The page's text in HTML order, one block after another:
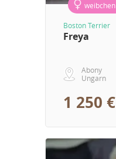
weibchen
Boston Terrier
Freya
Abony
Ungarn
1 250 €